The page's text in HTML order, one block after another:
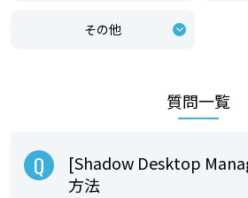
その他
質問一覧
[Shadow Desktop
方法